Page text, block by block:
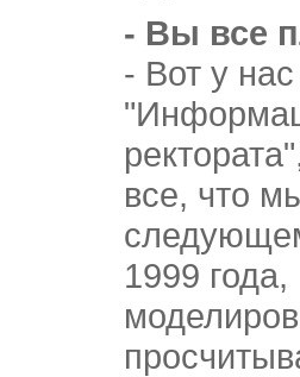
- Вы все
- Вот у
все, что
1999